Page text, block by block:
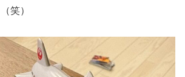
笑）